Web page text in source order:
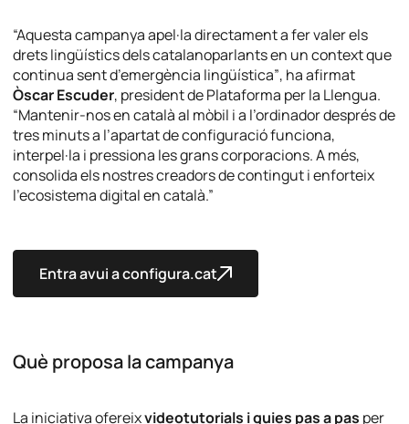
“Aquesta campanya apel·la directament a fer valer els
drets lingüístics dels catalanoparlants en un context que
continua sent d’emergència lingüística”, ha afirmat
Òscar Escuder, president de Plataforma per la Llengua.
“Mantenir-nos en català al mòbil i a l’ordinador després de
tres minuts a l’apartat de configuració funciona,
interpel·la i pressiona les grans corporacions. A més,
consolida els nostres creadors de contingut i enforteix
l’ecosistema digital en català.”
Entra avui a configura.cat
Què proposa la campanya
La iniciativa ofereixvideotutorials i guies pas a pas per